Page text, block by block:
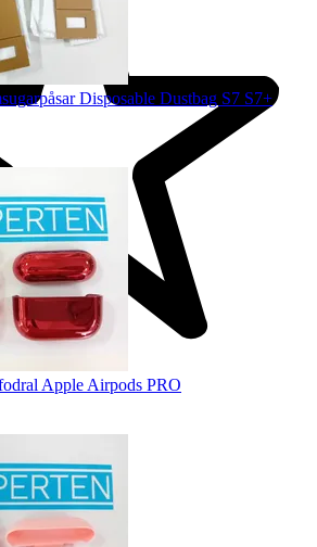
Disposable Dustbag S7 S7+
Apple Airpods PRO